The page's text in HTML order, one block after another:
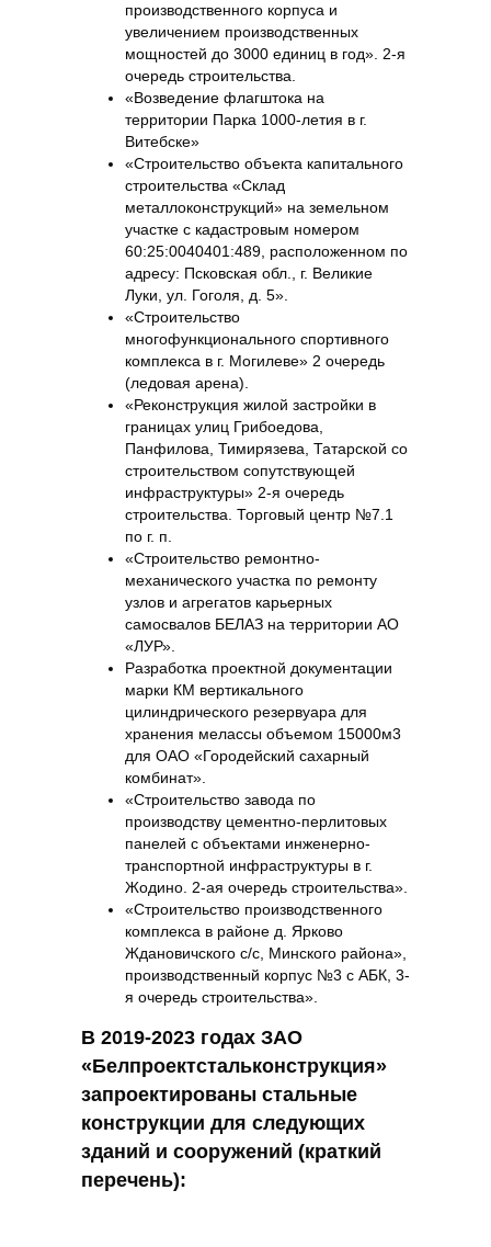
производственного корпуса и
увеличением производственных
мощностей до 3000 единиц в год». 2-я
очередь строительства.
«Возведение флагштока на
территории Парка 1000-летия в г.
Витебске»
«Строительство объекта капитального
строительства «Склад
металлоконструкций» на земельном
участке с кадастровым номером
60:25:0040401:489, расположенном по
адресу: Псковская обл., г. Великие
Луки, ул. Гоголя, д. 5».
«Строительство
многофункционального спортивного
комплекса в г. Могилеве» 2 очередь
(ледовая арена).
«Реконструкция жилой застройки в
границах улиц Грибоедова,
Панфилова, Тимирязева, Татарской со
строительством сопутствующей
инфраструктуры» 2-я очередь
строительства. Торговый центр №7.1
по г. п.
«Строительство ремонтно-
механического участка по ремонту
узлов и агрегатов карьерных
самосвалов БЕЛАЗ на территории АО
«ЛУР».
Разработка проектной документации
марки КМ вертикального
цилиндрического резервуара для
хранения мелассы объемом 15000м3
для ОАО «Городейский сахарный
комбинат».
«Строительство завода по
производству цементно-перлитовых
панелей с объектами инженерно-
транспортной инфраструктуры в г.
Жодино. 2-ая очередь строительства».
«Строительство производственного
комплекса в районе д. Ярково
Ждановичского с/с, Минского района»,
производственный корпус №3 с АБК, 3-
я очередь строительства».
В 2019-2023 годах ЗАО
«Белпроектстальконструкция»
запроектированы стальные
конструкции для следующих
зданий и сооружений (краткий
перечень):